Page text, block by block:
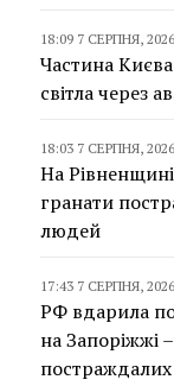
18:09 7 СЕРПНЯ, 2026
Частина
світла через
18:03 7 СЕРПНЯ, 2026
На
гранати
людей
17:43 7 СЕРПНЯ, 2026
РФ вдарила
на Запоріжжі
постраждалих